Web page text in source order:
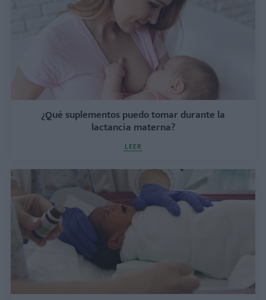
¿Qué suplementos puedo tomar durante la
lactancia materna?
LEER